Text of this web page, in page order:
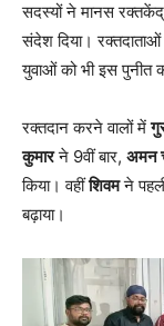
सदस्यों ने मानस
संदेश दिया।
युवाओं को भी इस पुनीत
रक्तदान करने वालों में
कुमारने 9वीं बार, अमन
किया। वहींशिवमने
बढ़ाया।